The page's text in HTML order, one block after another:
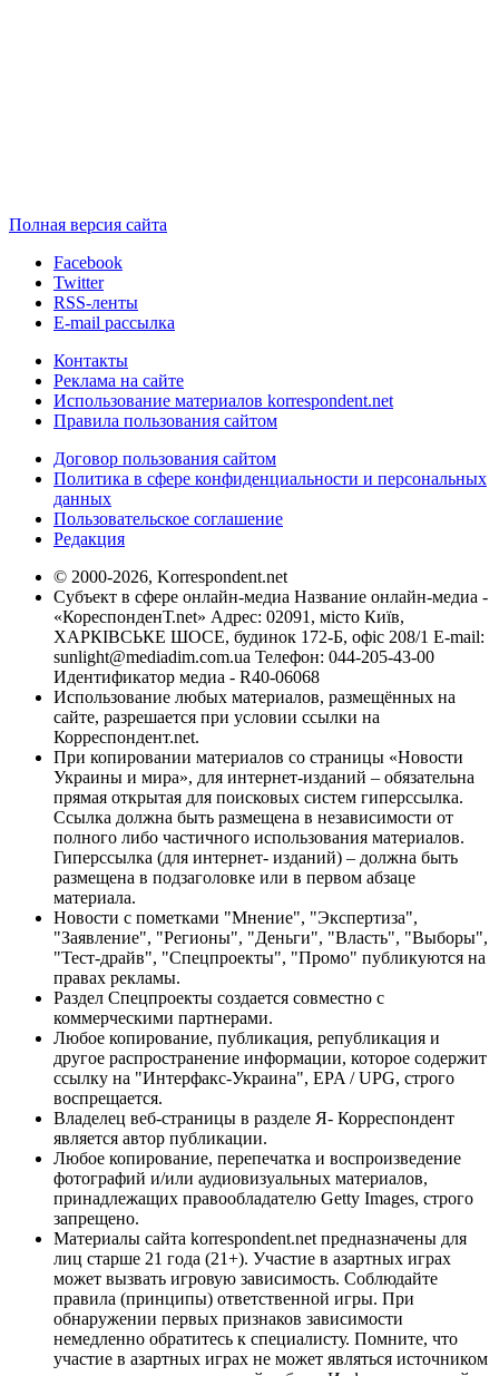
Полная версия сайта
Facebook
Twitter
RSS-ленты
E-mail рассылка
Контакты
Реклама на сайте
Использование материалов korrespondent.net
Правила пользования сайтом
Договор пользования сайтом
Политика в сфере конфиденциальности и персональных
данных
Пользовательское соглашение
Редакция
© 2000-2026, Korrespondent.net
Субъект в сфере онлайн-медиа Название онлайн-медиа -
«КореспонденТ.net» Адрес: 02091, місто Київ,
ХАРКІВСЬКЕ ШОСЕ, будинок 172-Б, офіс 208/1 E-mail:
sunlight@mediadim.com.ua Телефон: 044-205-43-00
Идентификатор медиа - R40-06068
Использование любых материалов, размещённых на
сайте, разрешается при условии ссылки на
Корреспондент.net.
При копировании материалов со страницы «Новости
Украины и мира», для интернет-изданий – обязательна
прямая открытая для поисковых систем гиперссылка.
Ссылка должна быть размещена в независимости от
полного либо частичного использования материалов.
Гиперссылка (для интернет- изданий) – должна быть
размещена в подзаголовке или в первом абзаце
материала.
Новости с пометками "Мнение", "Экспертиза",
"Заявление", "Регионы", "Деньги", "Власть", "Выборы",
"Тест-драйв", "Спецпроекты", "Промо" публикуются на
правах рекламы.
Раздел Спецпроекты создается совместно с
коммерческими партнерами.
Любое копирование, публикация, републикация и
другое распространение информации, которое содержит
ссылку на "Интерфакс-Украина", EPA / UPG, строго
воспрещается.
Владелец веб-страницы в разделе Я- Корреспондент
является автор публикации.
Любое копирование, перепечатка и воспроизведение
фотографий и/или аудиовизуальных материалов,
принадлежащих правообладателю Getty Images, строго
запрещено.
Материалы сайта korrespondent.net предназначены для
лиц старше 21 года (21+). Участие в азартных играх
может вызвать игровую зависимость. Соблюдайте
правила (принципы) ответственной игры. При
обнаружении первых признаков зависимости
немедленно обратитесь к специалисту. Помните, что
участие в азартных играх не может являться источником